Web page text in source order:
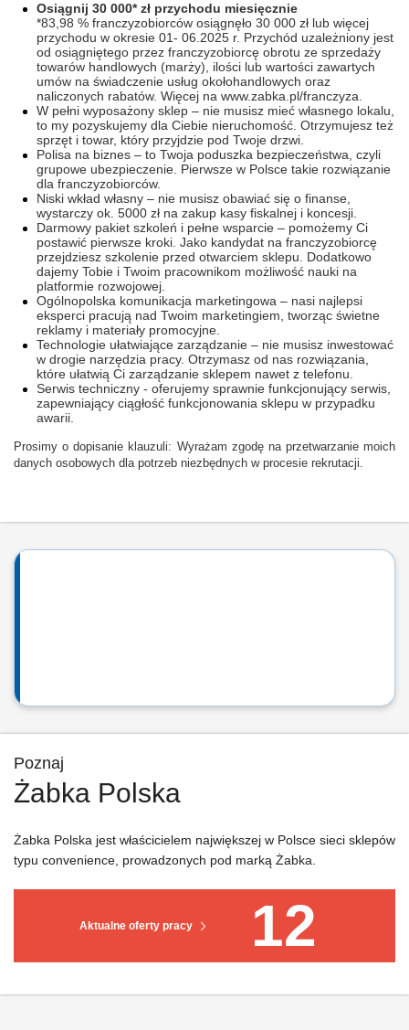
Osiągnij 30 000* zł przychodu miesięcznie
*83,98 % franczyzobiorców osiągnęło 30 000 zł lub więcej
przychodu w okresie 01- 06.2025 r. Przychód uzależniony jest
od osiągniętego przez franczyzobiorcę obrotu ze sprzedaży
towarów handlowych (marży), ilości lub wartości zawartych
umów na świadczenie usług okołohandlowych oraz
naliczonych rabatów. Więcej na www.zabka.pl/franczyza.
W pełni wyposażony sklep – nie musisz mieć własnego lokalu,
to my pozyskujemy dla Ciebie nieruchomość. Otrzymujesz też
sprzęt i towar, który przyjdzie pod Twoje drzwi.
Polisa na biznes – to Twoja poduszka bezpieczeństwa, czyli
grupowe ubezpieczenie. Pierwsze w Polsce takie rozwiązanie
dla franczyzobiorców.
Niski wkład własny – nie musisz obawiać się o finanse,
wystarczy ok. 5000 zł na zakup kasy fiskalnej i koncesji.
Darmowy pakiet szkoleń i pełne wsparcie – pomożemy Ci
postawić pierwsze kroki. Jako kandydat na franczyzobiorcę
przejdziesz szkolenie przed otwarciem sklepu. Dodatkowo
dajemy Tobie i Twoim pracownikom możliwość nauki na
platformie rozwojowej.
Ogólnopolska komunikacja marketingowa – nasi najlepsi
eksperci pracują nad Twoim marketingiem, tworząc świetne
reklamy i materiały promocyjne.
Technologie ułatwiające zarządzanie – nie musisz inwestować
w drogie narzędzia pracy. Otrzymasz od nas rozwiązania,
które ułatwią Ci zarządzanie sklepem nawet z telefonu.
Serwis techniczny - oferujemy sprawnie funkcjonujący serwis,
zapewniający ciągłość funkcjonowania sklepu w przypadku
awarii.
Prosimy o dopisanie klauzuli: Wyrażam zgodę na przetwarzanie moich
danych osobowych dla potrzeb niezbędnych w procesie rekrutacji.
Poznaj
Żabka Polska
Aktualne oferty pracy 12
Żabka Polska jest właścicielem największej w Polsce sieci sklepów
typu convenience, prowadzonych pod marką Żabka.